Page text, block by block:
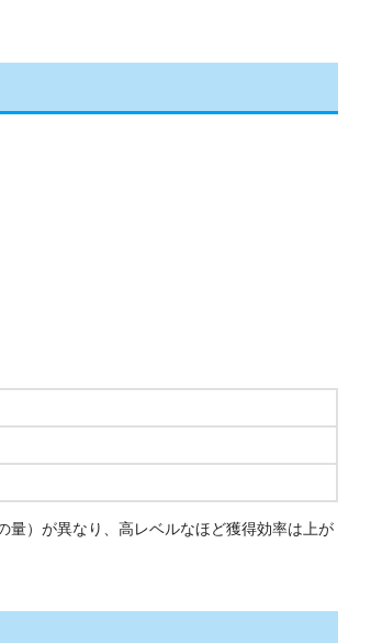
量）が異なり、高レベルなほど獲得効率は上が